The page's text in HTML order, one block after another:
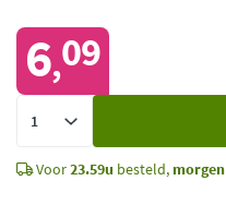
6,09
Voor23.59u besteld, morgen